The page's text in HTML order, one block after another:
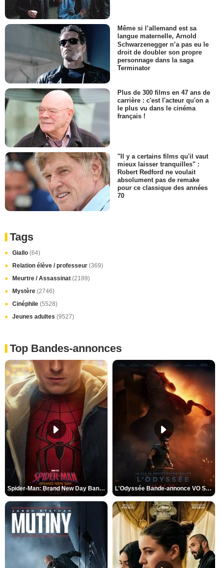
Même si l’allemand est sa
langue maternelle, Arnold
Schwarzenegger n’a pas eu le
droit de doubler son propre
personnage dans la saga
Terminator
Plus de 300 films en 47 ans de
carrière : c'est l'acteur qu'on a
le plus vu dans le cinéma
français !
"Il y a certains films qu'il vaut
mieux laisser tranquilles" :
Robert Redford ne voulait
absolument pas de remake
pour ce classique des années
70
Tags
Giallo (64)
Relation élève / professeur (369)
Meurtre / Assassinat (2189)
Mystère (2746)
Cinéphile (5528)
Jeunes adultes (9527)
Top Bandes-annonces
Spider-Man: Brand New Day Bande-annonce VO STFR L'Odyssée Bande-annonce VO STFR